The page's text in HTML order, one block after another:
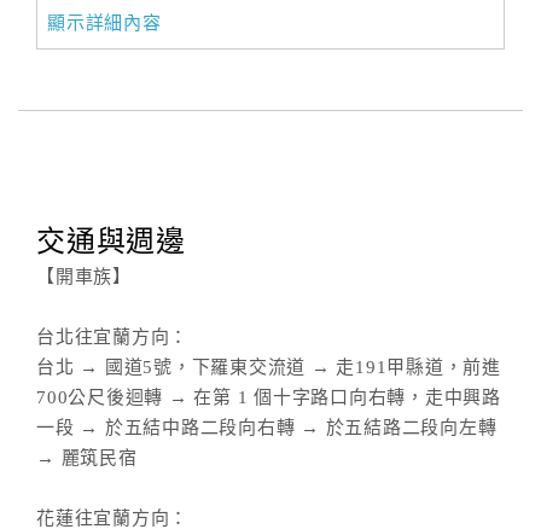
顯示詳細內容
交通與週邊
【開車族】
台北往宜蘭方向：
台北 → 國道5號，下羅東交流道 → 走191甲縣道，前進
700公尺後迴轉 → 在第 1 個十字路口向右轉，走中興路
一段 → 於五結中路二段向右轉 → 於五結路二段向左轉
→ 麗筑民宿
花蓮往宜蘭方向：